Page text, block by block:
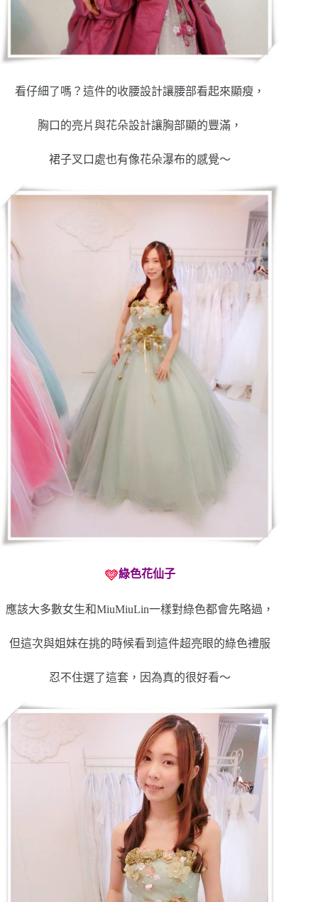
看仔細了嗎？這件的收腰設計讓腰部看起來顯瘦，
胸口的亮片與花朵設計讓胸部顯的豐滿，
裙子叉口處也有像花朵瀑布的感覺～
綠色花仙子
應該大多數女生和MiuMiuLin一樣對綠色都會先略過，
但這次與姐妹在挑的時候看到這件超亮眼的綠色禮服
忍不住選了這套，因為真的很好看～